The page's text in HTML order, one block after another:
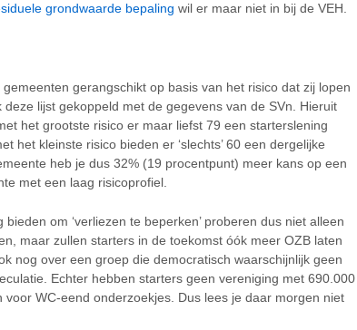
grondwaarde bepaling wil er maar niet in bij de VEH.
gerangschikt op basis van het risico dat zij lopen
lijst gekoppeld met de gegevens van de SVn. Hieruit
het grootste risico er maar liefst 79 een starterslening
het kleinste risico bieden er ‘slechts’ 60 een dergelijke
heb je dus 32% (19 procentpunt) meer kans op een
met een laag risicoprofiel.
om ‘verliezen te beperken’ proberen dus niet alleen
maar zullen starters in de toekomst óók meer OZB laten
nog over een groep die democratisch waarschijnlijk geen
Echter hebben starters geen vereniging met 690.000
WC-eend onderzoekjes. Dus lees je daar morgen niet